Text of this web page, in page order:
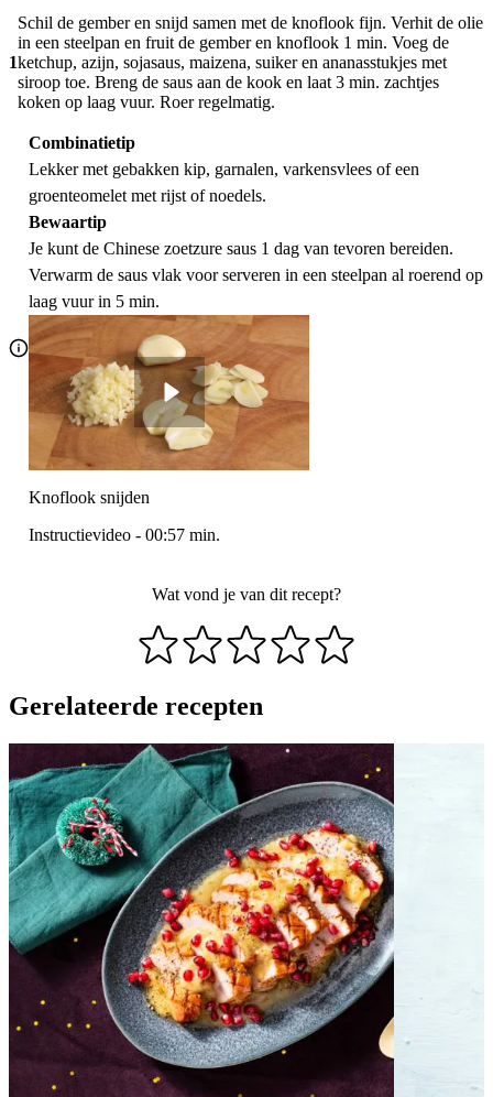
1
Schil de gember en snijd samen met de knoflook fijn. Verhit de olie
in een steelpan en fruit de gember en knoflook 1 min. Voeg de
ketchup, azijn, sojasaus, maizena, suiker en ananasstukjes met
siroop toe. Breng de saus aan de kook en laat 3 min. zachtjes
koken op laag vuur. Roer regelmatig.
Combinatietip
Lekker met gebakken kip, garnalen, varkensvlees of een
groenteomelet met rijst of noedels.
Bewaartip
Je kunt de Chinese zoetzure saus 1 dag van tevoren bereiden.
Verwarm de saus vlak voor serveren in een steelpan al roerend op
laag vuur in 5 min.
Knoflook snijden
Instructievideo - 00:57 min.
Wat vond je van dit recept?
Gerelateerde recepten